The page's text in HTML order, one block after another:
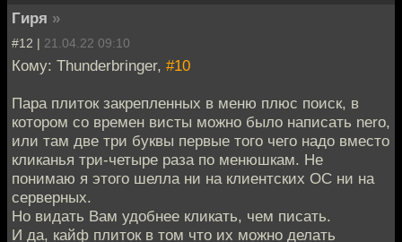
Гиря »
#12 | 21.04.22 09:10
Кому: Thunderbringer, #10
Пара плиток закрепленных в меню плюс поиск, в
котором со времен висты можно было написать nero,
или там две три буквы первые того чего надо вместо
кликанья три-четыре раза по менюшкам. Не
понимаю я этого шелла ни на клиентских ОС ни на
серверных.
Но видать Вам удобнее кликать, чем писать.
И да, кайф плиток в том что их можно делать